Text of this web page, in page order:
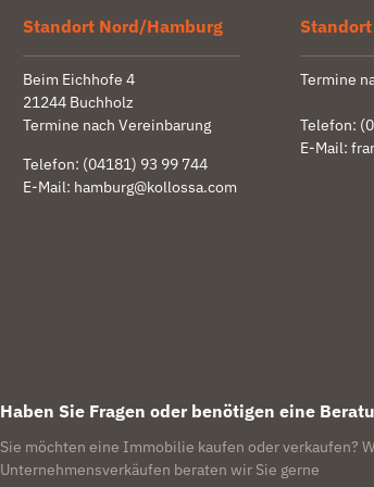
Standort Nord/Hamburg
Beim Eichhofe 4
21244 Buchholz
Termine nach Vereinbarung
Telefon: (04181) 93 99 744
E-Mail: hamburg@kollossa.com
Termine
Telefon:
E-Mail:
Haben Sie Fragen oder benötigen eine
Sie möchten eine Immobilie kaufen oder verkaufen?
Unternehmensverkäufen beraten wir Sie gerne